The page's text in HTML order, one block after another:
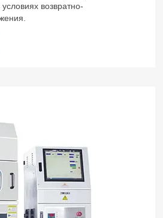
возвратно-